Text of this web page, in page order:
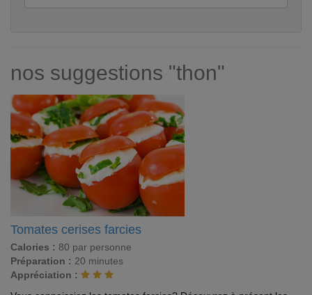
nos suggestions "thon"
Tomates cerises farcies
Calories : 80 par personne
Préparation : 20 minutes
Appréciation :